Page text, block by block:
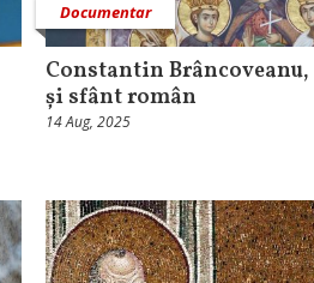
Documentar
Constantin
și sfânt român
14 Aug, 2025